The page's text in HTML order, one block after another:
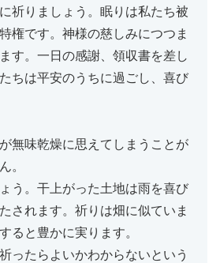
祈りましょう。眠りは私たち被
権です。神様の慈しみにつつま
す。一日の感謝、領収書を差し
ちは平安のうちに過ごし、喜び
無味乾燥に思えてしまうことが
。
う。干上がった土地は雨を喜び
されます。祈りは畑に似ていま
ると豊かに実ります。
ったらよいかわからないという